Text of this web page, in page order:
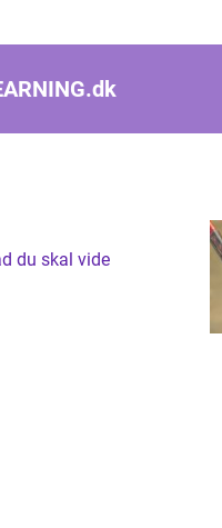
dk
du skal vide